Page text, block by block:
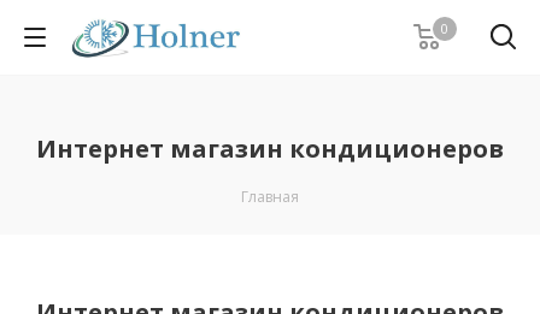
0
Интернет магазин кондиционеров
Главная